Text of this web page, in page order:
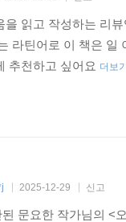
을 읽고 작성하는 리
라틴어로 이 책은
추천하고 싶어요 더보
2025-12-29 신고
문요한 작가님의 <